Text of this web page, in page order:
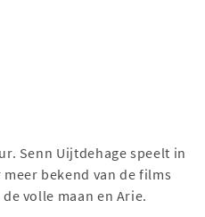
Senn Uijtdehage speelt in
bekend van de films
volle maan en Arie.